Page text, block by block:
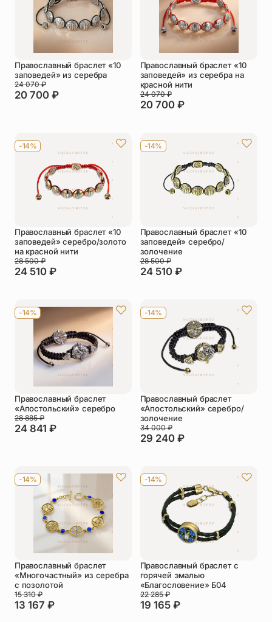
Православный браслет «10
заповедей» из серебра
20 700 ₽
24 070₽
Православный браслет «10
заповедей» из серебра на
красной нити
20 700 ₽
24 070₽
-14%
Православный браслет «10
заповедей» серебро/золото
на красной нити
24 510 ₽
28 500₽
-14%
Православный браслет «10
заповедей» серебро/
золочение
24 510 ₽
28 500₽
-14%
Православный браслет
«Апостольский» серебро
24 841 ₽
28 885₽
-14%
Православный браслет
«Апостольский» серебро/
золочение
29 240 ₽
34 000₽
-14%
Православный браслет
«Многочастный» из серебра
с позолотой
13 167 ₽
15 310₽
-14%
Православный браслет с
горячей эмалью
«Благословение» Б04
19 165 ₽
22 285₽